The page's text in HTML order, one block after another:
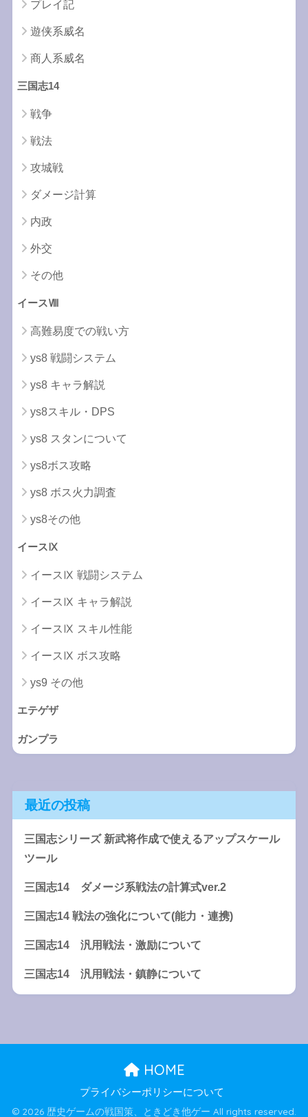
プレイ記
遊侠系威名
商人系威名
三国志14
戦争
戦法
攻城戦
ダメージ計算
内政
外交
その他
イースⅧ
高難易度での戦い方
ys8 戦闘システム
ys8 キャラ解説
ys8スキル・DPS
ys8 スタンについて
ys8ボス攻略
ys8 ボス火力調査
ys8その他
イースⅨ
イースⅨ 戦闘システム
イースⅨ キャラ解説
イースⅨ スキル性能
イースⅨ ボス攻略
ys9 その他
エテゲザ
ガンプラ
最近の投稿
三国志シリーズ 新武将作成で使えるアップスケール
ツール
三国志14 ダメージ系戦法の計算式ver.2
三国志14 戦法の強化について(能力・連携)
三国志14 汎用戦法・激励について
三国志14 汎用戦法・鎮静について
HOME
プライバシーポリシーについて
© 2026 歴史ゲームの戦国策、ときどき他ゲー All rights reserved.